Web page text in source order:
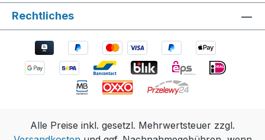
Rechtliches
Alle Preise inkl. gesetzl. Mehrwertsteuer zzgl.